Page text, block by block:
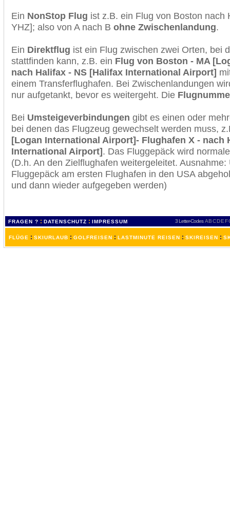
Ein NonStop Flug ist z.B. ein Flug von Boston nach
YHZ]; also von A nach B ohne Zwischenlandung.
Ein Direktflug ist ein Flug zwischen zwei Orten, bei
stattfinden kann, z.B. ein Flug von Boston - MA
nach Halifax - NS [Halifax International Airport]
einem Transferflughafen. Bei Zwischenlandungen
nur aufgetankt, bevor es weitergeht. Die
Bei Umsteigeverbindungen gibt es einen oder
bei denen das Flugzeug gewechselt werden muss,
[Logan International Airport]- Flughafen X - nach
International Airport]. Das Fluggepäck wird
(D.h. An den Zielflughafen weitergeleitet.
Fluggepäck am ersten Flughafen in den USA
und dann wieder aufgegeben werden)
FRAGEN ? : DATENSCHUTZ : IMPRESSUM 3 Letter-Codes ABCDEF
FLÜGE : SKIURLAUB : GOLFREISEN : LASTMINUTE REISEN : SKIREISEN :